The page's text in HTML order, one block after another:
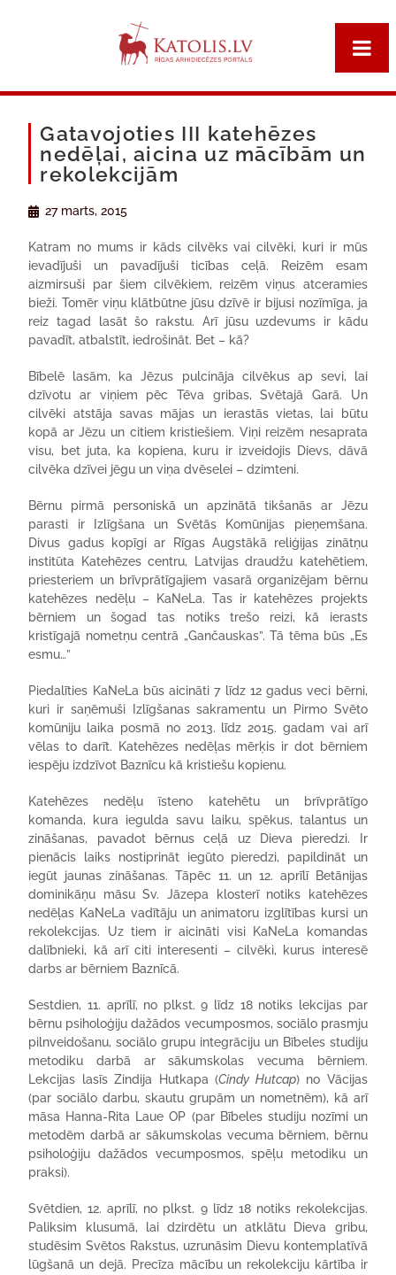
Gatavojoties III katehēzes
nedēļai, aicina uz mācībām un
rekolekcijām
27 marts, 2015
Katram no mums ir kāds cilvēks vai cilvēki, kuri ir mūs
ievadījuši un pavadījuši ticības ceļā. Reizēm esam
aizmirsuši par šiem cilvēkiem, reizēm viņus atceramies
bieži. Tomēr viņu klātbūtne jūsu dzīvē ir bijusi nozīmīga, ja
reiz tagad lasāt šo rakstu. Arī jūsu uzdevums ir kādu
pavadīt, atbalstīt, iedrošināt. Bet – kā?
Bībelē lasām, ka Jēzus pulcināja cilvēkus ap sevi, lai
dzīvotu ar viņiem pēc Tēva gribas, Svētajā Garā. Un
cilvēki atstāja savas mājas un ierastās vietas, lai būtu
kopā ar Jēzu un citiem kristiešiem. Viņi reizēm nesaprata
visu, bet juta, ka kopiena, kuru ir izveidojis Dievs, dāvā
cilvēka dzīvei jēgu un viņa dvēselei – dzimteni.
Bērnu pirmā personiskā un apzinātā tikšanās ar Jēzu
parasti ir Izlīgšana un Svētās Komūnijas pieņemšana.
Divus gadus kopīgi ar Rīgas Augstākā reliģijas zinātņu
institūta Katehēzes centru, Latvijas draudžu katehētiem,
priesteriem un brīvprātīgajiem vasarā organizējam bērnu
katehēzes nedēļu – KaNeLa. Tas ir katehēzes projekts
bērniem un šogad tas notiks trešo reizi, kā ierasts
kristīgajā nometņu centrā „Gančauskas”. Tā tēma būs „Es
esmu…”
Piedalīties KaNeLa būs aicināti 7 līdz 12 gadus veci bērni,
kuri ir saņēmuši Izlīgšanas sakramentu un Pirmo Svēto
komūniju laika posmā no 2013. līdz 2015. gadam vai arī
vēlas to darīt. Katehēzes nedēļas mērķis ir dot bērniem
iespēju izdzīvot Baznīcu kā kristiešu kopienu.
Katehēzes nedēļu īsteno katehētu un brīvprātīgo
komanda, kura iegulda savu laiku, spēkus, talantus un
zināšanas, pavadot bērnus ceļā uz Dieva pieredzi. Ir
pienācis laiks nostiprināt iegūto pieredzi, papildināt un
iegūt jaunas zināšanas. Tāpēc 11. un 12. aprīlī Betānijas
dominikāņu māsu Sv. Jāzepa klosterī notiks katehēzes
nedēļas KaNeLa vadītāju un animatoru izglītības kursi un
rekolekcijas. Uz tiem ir aicināti visi KaNeLa komandas
dalībnieki, kā arī citi interesenti – cilvēki, kurus interesē
darbs ar bērniem Baznīcā.
Sestdien, 11. aprīlī, no plkst. 9 līdz 18 notiks lekcijas par
bērnu psiholoģiju dažādos vecumposmos, sociālo prasmju
pilnveidošanu, sociālo grupu integrāciju un Bībeles studiju
metodiku darbā ar sākumskolas vecuma bērniem.
Lekcijas lasīs Zindija Hutkapa (Cindy Hutcap) no Vācijas
(par sociālo darbu, skautu grupām un nometnēm), kā arī
māsa Hanna-Rita Laue OP (par Bībeles studiju nozīmi un
metodēm darbā ar sākumskolas vecuma bērniem, bērnu
psiholoģiju dažādos vecumposmos, spēļu metodiku un
praksi).
Svētdien, 12. aprīlī, no plkst. 9 līdz 18 notiks rekolekcijas.
Paliksim klusumā, lai dzirdētu un atklātu Dieva gribu,
studēsim Svētos Rakstus, uzrunāsim Dievu kontemplatīvā
lūgšanā un dejā. Precīza mācību un rekolekciju kārtība ir